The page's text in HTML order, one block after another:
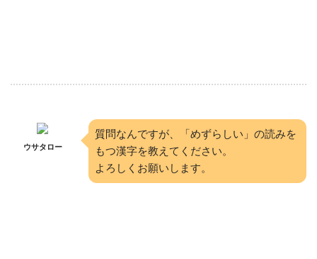
ウサタロー
質問なんですが、「めずらしい」の読みを
もつ漢字を教えてください。
よろしくお願いします。